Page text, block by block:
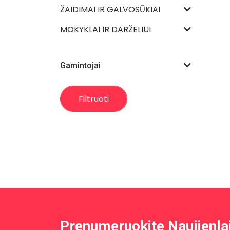
ŽAIDIMAI IR GALVOSŪKIAI
MOKYKLAI IR DARŽELIUI
Gamintojai
Filtruoti
Prenumeruokite